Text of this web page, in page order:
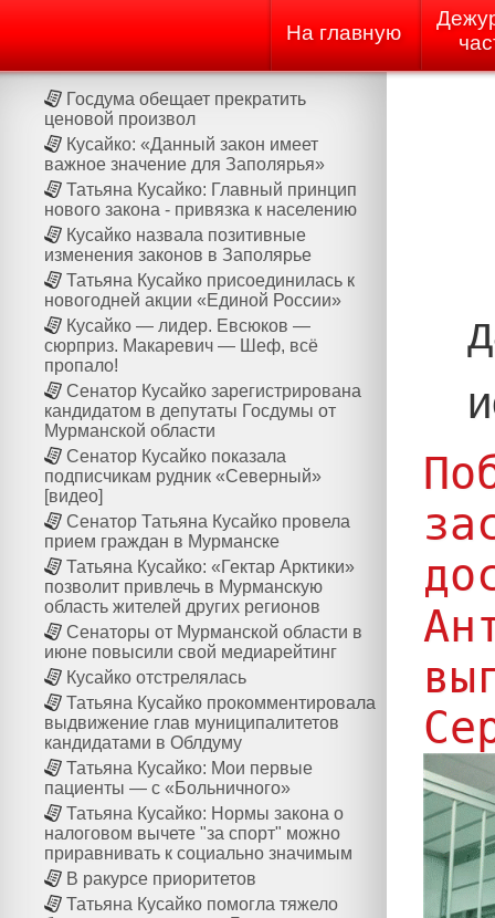
На главную
Госдума обещает прекратить
ценовой произвол
Кусайко: «Данный закон имеет
важное значение для Заполярья»
Татьяна Кусайко: Главный принцип
нового закона - привязка к населению
Кусайко назвала позитивные
изменения законов в Заполярье
Татьяна Кусайко присоединилась к
новогодней акции «Единой России»
Кусайко — лидер. Евсюков —
сюрприз. Макаревич — Шеф, всё
пропало!
Сенатор Кусайко зарегистрирована
кандидатом в депутаты Госдумы от
Мурманской области
Сенатор Кусайко показала
подписчикам рудник «Северный»
[видео]
Сенатор Татьяна Кусайко провела
прием граждан в Мурманске
Татьяна Кусайко: «Гектар Арктики»
позволит привлечь в Мурманскую
область жителей других регионов
Сенаторы от Мурманской области в
июне повысили свой медиарейтинг
Кусайко отстрелялась
Татьяна Кусайко прокомментировала
выдвижение глав муниципалитетов
кандидатами в Облдуму
Татьяна Кусайко: Мои первые
пациенты — с «Больничного»
Татьяна Кусайко: Нормы закона о
налоговом вычете "за спорт" можно
приравнивать к социально значимым
В ракурсе приоритетов
Татьяна Кусайко помогла тяжело